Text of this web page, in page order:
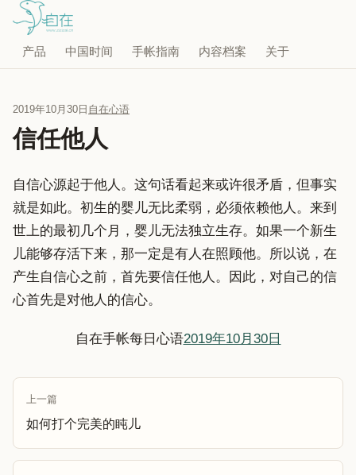
产品 中国时间 手帐指南 内容档案 关于
2019年10月30日 自在心语
信任他人
自信心源起于他人。这句话看起来或许很矛盾，但事实
就是如此。初生的婴儿无比柔弱，必须依赖他人。来到
世上的最初几个月，婴儿无法独立生存。如果一个新生
儿能够存活下来，那一定是有人在照顾他。所以说，在
产生自信心之前，首先要信任他人。因此，对自己的信
心首先是对他人的信心。
自在手帐每日心语2019年10月30日
上一篇
如何打个完美的盹儿